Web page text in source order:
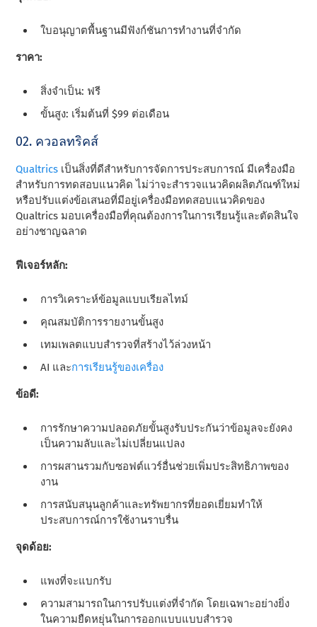
ใบอนุญาตพื้นฐานมีฟังก์ชันการทํางานที่จํากัด
ราคา:
สิ่งจําเป็น: ฟรี
ขั้นสูง: เริ่มต้นที่ $99 ต่อเดือน
02. ควอลทริคส์
Qualtrics เป็นสิ่งที่ดีสําหรับการจัดการประสบการณ์ มีเครื่องมือ
สําหรับการทดสอบแนวคิด ไม่ว่าจะสํารวจแนวคิดผลิตภัณฑ์ใหม่
หรือปรับแต่งข้อเสนอที่มีอยู่เครื่องมือทดสอบแนวคิดของ
Qualtrics มอบเครื่องมือที่คุณต้องการในการเรียนรู้และตัดสินใจ
อย่างชาญฉลาด
ฟีเจอร์หลัก:
การวิเคราะห์ข้อมูลแบบเรียลไทม์
คุณสมบัติการรายงานขั้นสูง
เทมเพลตแบบสํารวจที่สร้างไว้ล่วงหน้า
AI และการเรียนรู้ของเครื่อง
ข้อดี:
การรักษาความปลอดภัยขั้นสูงรับประกันว่าข้อมูลจะยังคง
เป็นความลับและไม่เปลี่ยนแปลง
การผสานรวมกับซอฟต์แวร์อื่นช่วยเพิ่มประสิทธิภาพของ
งาน
การสนับสนุนลูกค้าและทรัพยากรที่ยอดเยี่ยมทําให้
ประสบการณ์การใช้งานราบรื่น
จุดด้อย:
แพงที่จะแบกรับ
ความสามารถในการปรับแต่งที่จํากัด โดยเฉพาะอย่างยิ่ง
ในความยืดหยุ่นในการออกแบบแบบสํารวจ